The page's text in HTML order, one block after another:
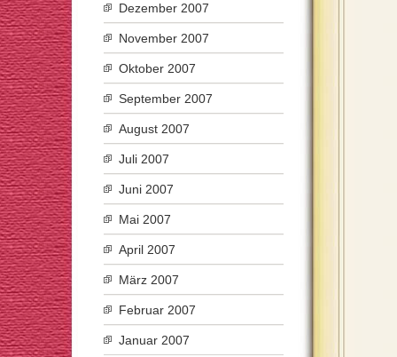
Dezember 2007
November 2007
Oktober 2007
September 2007
August 2007
Juli 2007
Juni 2007
Mai 2007
April 2007
März 2007
Februar 2007
Januar 2007